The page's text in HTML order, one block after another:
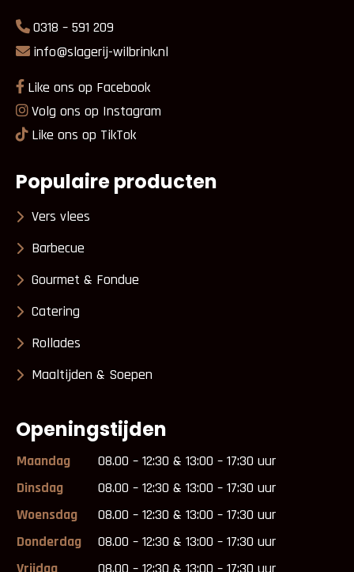
0318 – 591 209
info@slagerij-wilbrink.nl
Like ons op Facebook
Volg ons op Instagram
Like ons op TikTok
Populaire producten
Vers vlees
Barbecue
Gourmet & Fondue
Catering
Rollades
Maaltijden & Soepen
Openingstijden
Maandag
08.00 – 12:30 & 13:00 – 17:30 uur
Dinsdag
08.00 – 12:30 & 13:00 – 17:30 uur
Woensdag
08.00 – 12:30 & 13:00 – 17:30 uur
Donderdag
08.00 – 12:30 & 13:00 – 17:30 uur
Vrijdag
08.00 – 12:30 & 13:00 – 17:30 uur